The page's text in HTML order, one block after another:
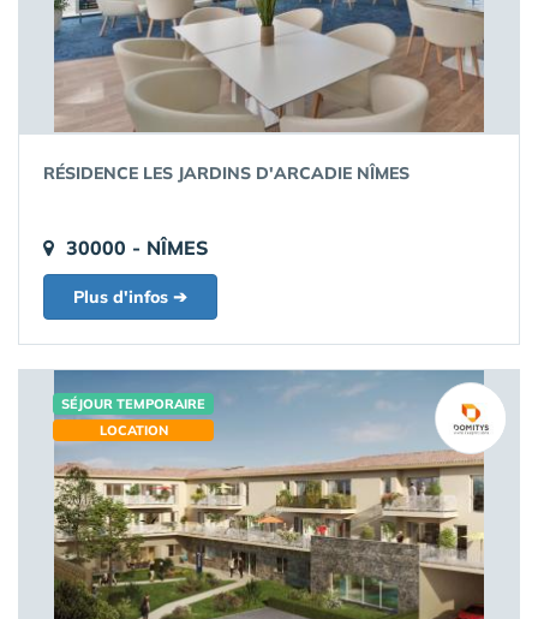
RÉSIDENCE LES JARDINS D'ARCADIE NÎMES
30000 - NÎMES
Plus d'infos ➔
SÉJOUR TEMPORAIRE
LOCATION